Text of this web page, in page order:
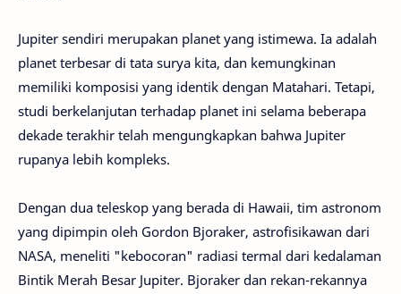
Jupiter sendiri merupakan planet yang istimewa. Ia adalah
planet terbesar di tata surya kita, dan kemungkinan
memiliki komposisi yang identik dengan Matahari. Tetapi,
studi berkelanjutan terhadap planet ini selama beberapa
dekade terakhir telah mengungkapkan bahwa Jupiter
rupanya lebih kompleks.
Dengan dua teleskop yang berada di Hawaii, tim astronom
yang dipimpin oleh Gordon Bjoraker, astrofisikawan dari
NASA, meneliti "kebocoran" radiasi termal dari kedalaman
Bintik Merah Besar Jupiter. Bjoraker dan rekan-rekannya